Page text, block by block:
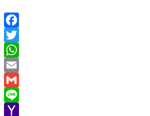
Facebook
Twitter
WhatsApp
Email
Gmail
Line